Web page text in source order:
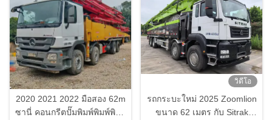
2020 2021 2022 มือสอง 62m
ซานี่ คอนกรีตปั๊มพิมพ์พิมพ์พิมพ์
วิดีโอ
รถกระบะใหม่ 2025 Zoomlion
ขนาด 62 เมตร กับ Sitrak